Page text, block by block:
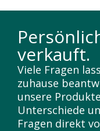
verkauft.
Viele Fragen
zuhause
unsere
Unterschiede
Fragen direkt